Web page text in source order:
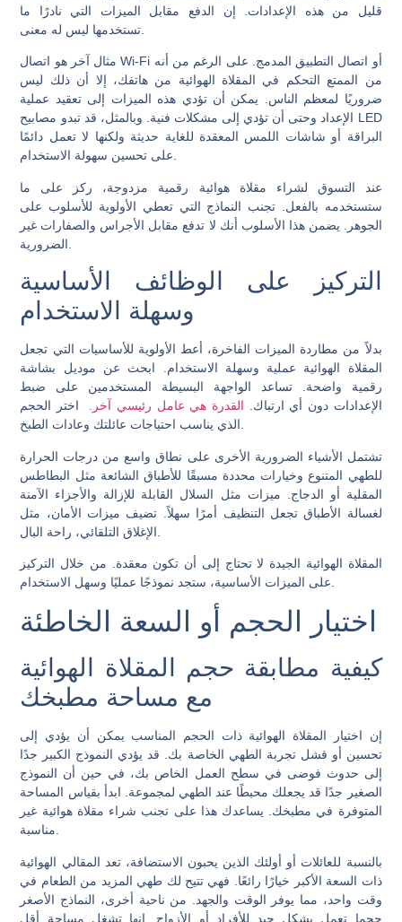
قليل من هذه الإعدادات. إن الدفع مقابل الميزات التي نادرًا ما
مثال آخر هو اتصال Wi-Fi أو اتصال التطبيق المدمج. على الرغم من أنه
من الممتع التحكم في المقلاة الهوائية من هاتفك، إلا أن ذلك ليس
ضروريًا لمعظم الناس. يمكن أن تؤدي هذه الميزات إلى تعقيد عملية
الإعداد وحتى أن تؤدي إلى مشكلات فنية. وبالمثل، قد تبدو مصابيح LED
البراقة أو شاشات اللمس المعقدة للغاية حديثة ولكنها لا تعمل دائمًا
على تحسين سهولة الاستخدام.
عند التسوق لشراء مقلاة هوائية رقمية مزدوجة، ركز على ما
ستستخدمه بالفعل. تجنب النماذج التي تعطي الأولوية للأسلوب على
الجوهر. يضمن هذا الأسلوب أنك لا تدفع مقابل الأجراس والصفارات غير
التركيز على الوظائف الأساسية
وسهلة الاستخدام
بدلاً من مطاردة الميزات الفاخرة، أعط الأولوية للأساسيات التي تجعل
المقلاة الهوائية عملية وسهلة الاستخدام. ابحث عن موديل بشاشة
رقمية واضحة. تساعد الواجهة البسيطة المستخدمين على ضبط
الإعدادات دون أي ارتباك. القدرة هي عامل رئيسي آخر.
اختر الحجم
تشتمل الأشياء الضرورية الأخرى على نطاق واسع من درجات الحرارة
للطهي المتنوع وخيارات محددة مسبقًا للأطباق الشائعة مثل البطاطس
المقلية أو الدجاج. ميزات مثل السلال القابلة للإزالة والأجزاء الآمنة
لغسالة الأطباق تجعل التنظيف أمرًا سهلاً. تضيف ميزات الأمان، مثل
المقلاة الهوائية الجيدة لا تحتاج إلى أن تكون معقدة. من خلال التركيز
اختيار الحجم أو السعة الخاطئة
كيفية مطابقة حجم المقلاة الهوائية
مع مساحة مطبخك
إن اختيار المقلاة الهوائية ذات الحجم المناسب يمكن أن يؤدي إلى
تحسين أو فشل تجربة الطهي الخاصة بك. قد يؤدي النموذج الكبير جدًا
إلى حدوث فوضى في سطح العمل الخاص بك، في حين أن النموذج
الصغير جدًا قد يجعلك محبطًا عند الطهي لمجموعة. ابدأ بقياس المساحة
المتوفرة في مطبخك. يساعدك هذا على تجنب شراء مقلاة هوائية غير
مناسبة.
بالنسبة للعائلات أو أولئك الذين يحبون الاستضافة، تعد المقالي الهوائية
ذات السعة الأكبر خيارًا رائعًا. فهي تتيح لك طهي المزيد من الطعام في
وقت واحد، مما يوفر الوقت والجهد. من ناحية أخرى، النماذج الأصغر
حجما تعمل بشكل جيد للأفراد أو الأزواج. إنها تشغل مساحة أقل